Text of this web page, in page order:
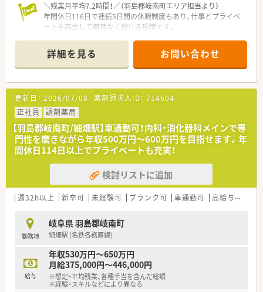
＼＼地域医療に貢献／／
■こども薬局や高齢者施設へのボランティア活動など、地域貢献
活動も積極に行っています。
■地域の薬学生の教育に貢献することを目標に、愛知学院大学薬
学部にて寄付講座を実施しています。
＼＼店舗詳細／／
■内科・外科・糖尿病内科の処方箋をメインに応需しています。
■1日の応需枚数は90枚程度で、常勤の方が3名いらっしゃいま
す。
■最新調剤機器の完備！安心して対人業務に臨める環境づくりを
しています。
＼残業月平均7.2時間！／（羽島郡岐南町エリア担当より）
年間休日116日で連続5日間の休暇制度もあり、仕事とプライベ
ートを両立して無理なく働ける環境です。
【店舗情報と応需状況について】
■細畑駅から徒歩13分ほどの立地にあり、マイカーをお持ちで
ない方も毎日の通勤がしやすい便利な環境です。
■内科や外科、脳神経外科など多岐にわたる処方箋を1日約50枚
応需し、薬剤師2名と事務で対応しています。
■外来調剤に加えて施設在宅の業務にも対応しており、地域医療
に深く貢献しながら幅広い経験を積むことができます。
【想定される業務内容】
■多岐にわたる診療科目の外来調剤を中心に、服薬指導や薬歴管
理などの一般的な薬剤師業務を担当していただきます。
■全店でピッキングサポートシステムを標準導入しており、安全
への環境作りが進められているため過誤防止も安心です。
■外来業務に加えて施設在宅の対応も行っており、患者さま一人
ひとりに寄り添ったきめ細やかなサポートを行います。
【こんな方が活躍中】
■充実した育児短時間勤務制度や看護休暇を活用しながら、仕事
と子育てを両立させているママさん薬剤師が活躍中です。
■幅広い処方科目や施設在宅業務を通じて、地域医療への貢献に
やりがいを感じる意欲的なスタッフが多数在籍しています。
■社内学術大会や多様な研修制度に積極的に参加し、常に新しい
知識の修得を目指して努力を続ける方が活躍しています。
詳細を見る お問い合わせ
更新日： 2026/07/08 薬剤師求人ID： 714604
正社員
調剤薬局
【羽島郡岐南町/細畑駅】車通勤可！内科・消化器科メインで専
門性を磨きながら年収500万円～600万円を目指せます。年
間休日114日以上でプライベートも充実！
検討リストに追加
週32h以上 新卒可 未経験可 ブランク可 車通勤可 高給与(600万円以上)
勤務地
岐阜県 羽島郡岐南町
細畑駅 (名鉄各務原線)
給与
年収530万円～650万円
月給375,000円～446,000円
※想定・平均残業、各種手当を含んだ総額
※経験・スキルなどにより異なる